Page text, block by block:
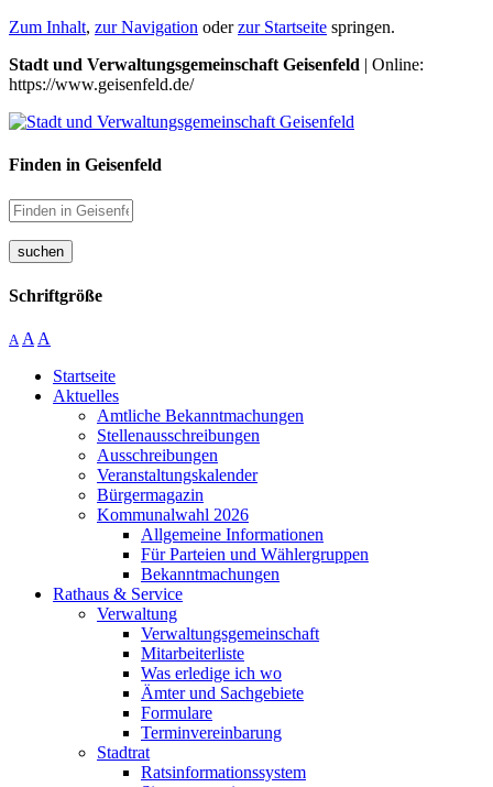
Zum Inhalt, zur Navigation oderzur Startseite springen.
Stadt und Verwaltungsgemeinschaft Geisenfeld | Online:
https://www.geisenfeld.de/
Finden in Geisenfeld
suchen
Schriftgröße
A A A
Startseite
Aktuelles
Amtliche Bekanntmachungen
Stellenausschreibungen
Ausschreibungen
Veranstaltungskalender
Bürgermagazin
Kommunalwahl 2026
Allgemeine Informationen
Für Parteien und Wählergruppen
Bekanntmachungen
Rathaus & Service
Verwaltung
Verwaltungsgemeinschaft
Mitarbeiterliste
Was erledige ich wo
Ämter und Sachgebiete
Formulare
Terminvereinbarung
Stadtrat
Ratsinformationssystem